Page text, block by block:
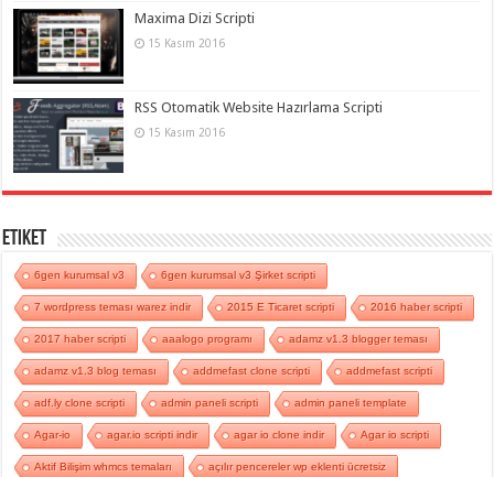
Maxima Dizi Scripti
15 Kasım 2016
RSS Otomatik Website Hazırlama Scripti
15 Kasım 2016
Etiket
6gen kurumsal v3 6gen kurumsal v3 Şirket scripti
7 wordpress teması warez indir 2015 E Ticaret scripti 2016 haber scripti
2017 haber scripti aaalogo programı adamz v1.3 blogger teması
adamz v1.3 blog teması addmefast clone scripti addmefast scripti
adf.ly clone scripti admin paneli scripti admin paneli template
Agar-io agar.io scripti indir agar io clone indir Agar io scripti
Aktif Bilişim whmcs temaları açılır pencereler wp eklenti ücretsiz